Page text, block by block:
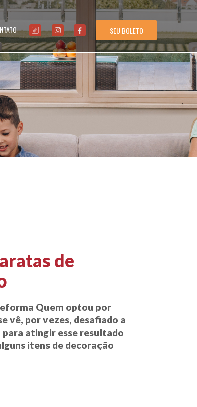
SEU BOLETO
de
Quem optou por
vê, por vezes, desafiado a
atingir esse resultado
itens de decoração